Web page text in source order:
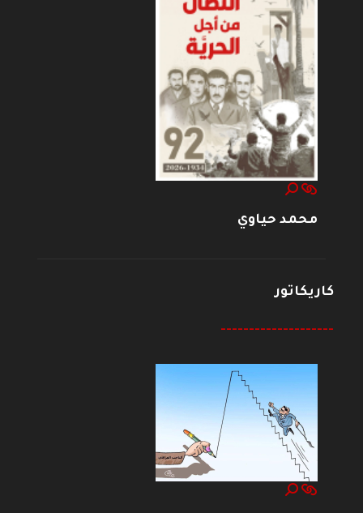
محمد حياوي
كاريكاتور
--------------------